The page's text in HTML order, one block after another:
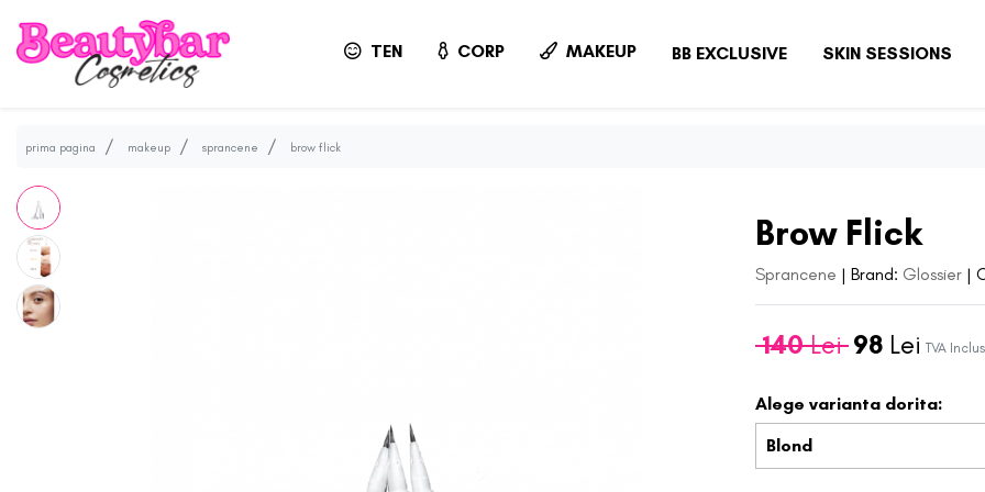
TEN CORP MAKEUP BB EXCLUSIVE SKIN SESSIONS
prima pagina makeup sprancene brow flick
Brow Flick
Sprancene | Brand: Glossier |
140Lei 98 Lei TVA Inclus
Alege varianta dorita:
Blond